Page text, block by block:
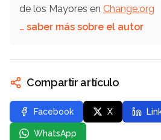
de los Mayores en Change.org
… saber más sobre el autor
Compartir artículo
Facebook X
WhatsApp